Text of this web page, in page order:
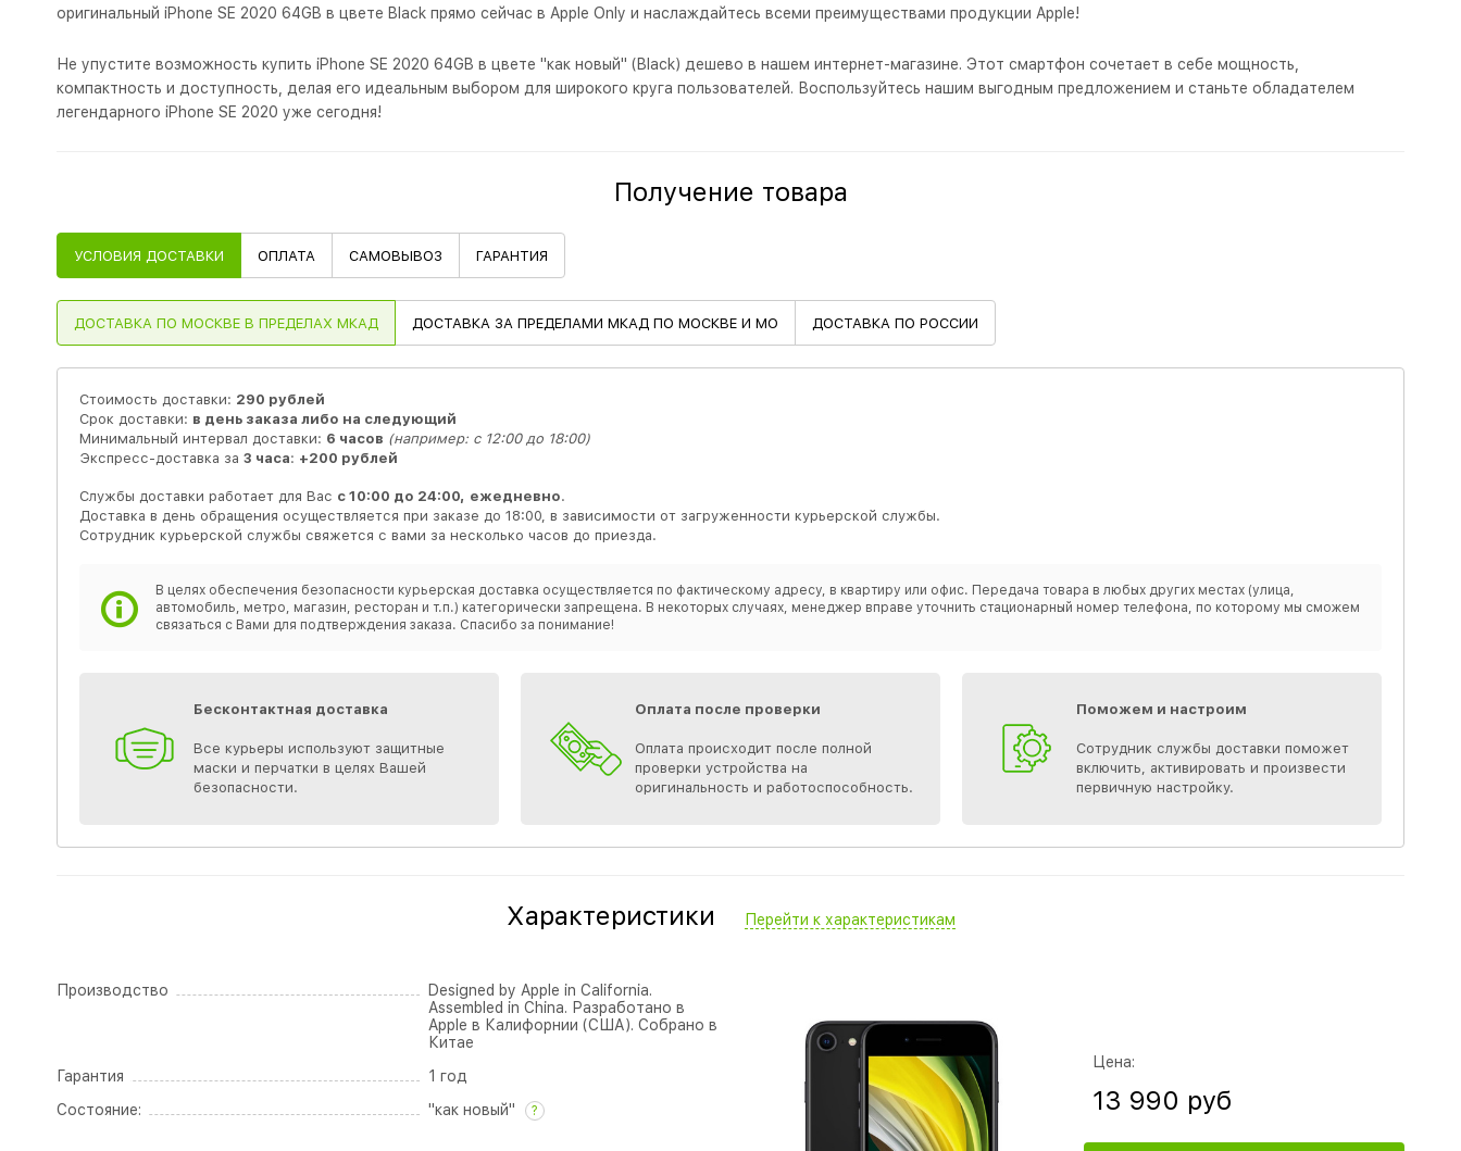
оригинальный iPhone SE 2020 64GB в цвете Black прямо сейчас в Apple Only и наслаждайтесь всеми преимуществами продукции Apple!
Не упустите возможность купить iPhone SE 2020 64GB в цвете "как новый" (Black) дешево в нашем интернет-магазине. Этот смартфон сочетает в себе мощность,
компактность и доступность, делая его идеальным выбором для широкого круга пользователей. Воспользуйтесь нашим выгодным предложением и станьте обладателем
легендарного iPhone SE 2020 уже сегодня!
Получение товара
УСЛОВИЯ ДОСТАВКИ ОПЛАТА САМОВЫВОЗ ГАРАНТИЯ
ДОСТАВКА ПО МОСКВЕ В ПРЕДЕЛАХ МКАД ДОСТАВКА ЗА ПРЕДЕЛАМИ МКАД ПО МОСКВЕ И МО ДОСТАВКА ПО РОССИИ
Стоимость доставки: 290 рублей
Срок доставки: в день заказа либо на следующий
Минимальный интервал доставки: 6 часов (например: с 12:00 до 18:00)
Экспресс-доставка за 3 часа: +200 рублей
Службы доставки работает для Вас с 10:00 до 24:00, ежедневно.
Доставка в день обращения осуществляется при заказе до 18:00, в зависимости от загруженности курьерской службы.
Сотрудник курьерской службы свяжется с вами за несколько часов до приезда.
В целях обеспечения безопасности курьерская доставка осуществляется по фактическому адресу, в квартиру или офис. Передача товара в любых других местах (улица,
автомобиль, метро, магазин, ресторан и т.п.) категорически запрещена. В некоторых случаях, менеджер вправе уточнить стационарный номер телефона, по которому мы сможем
связаться с Вами для подтверждения заказа. Спасибо за понимание!
Бесконтактная доставка
Все курьеры используют защитные
маски и перчатки в целях Вашей
безопасности.
Оплата после проверки
Оплата происходит после полной
проверки устройства на
оригинальность и работоспособность.
Поможем и настроим
Сотрудник службы доставки поможет
включить, активировать и произвести
первичную настройку.
Характеристики Перейти к характеристикам
Производство
Designed by Apple in California.
Assembled in China. Разработано в
Apple в Калифорнии (США). Собрано в
Китае
Гарантия
1 год
Состояние:
"как новый" ?
Цена:
13 990 руб